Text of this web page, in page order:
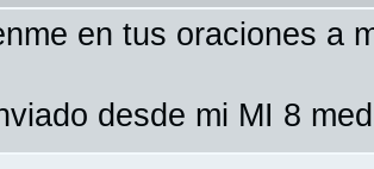
en tus oraciones a
desde mi MI 8